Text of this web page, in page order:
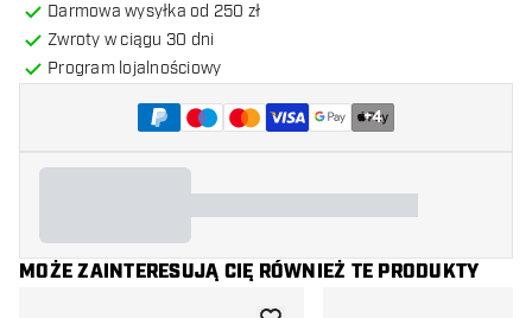
Darmowa wysyłka od 250 zł
Zwroty w ciągu 30 dni
Program lojalnościowy
+4
MOŻE ZAINTERESUJĄ CIĘ RÓWNIEŻ TE PRODUKTY